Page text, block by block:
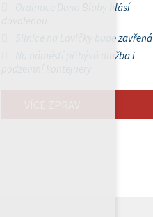
Ordinace Dana Blahy hlásí
Silnice na Lavičky bude zavřená
Na náměstí přibývá dlažba i